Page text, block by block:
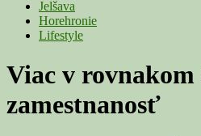
Jelšava
Horehronie
Lifestyle
Viac v
zamestnanosť